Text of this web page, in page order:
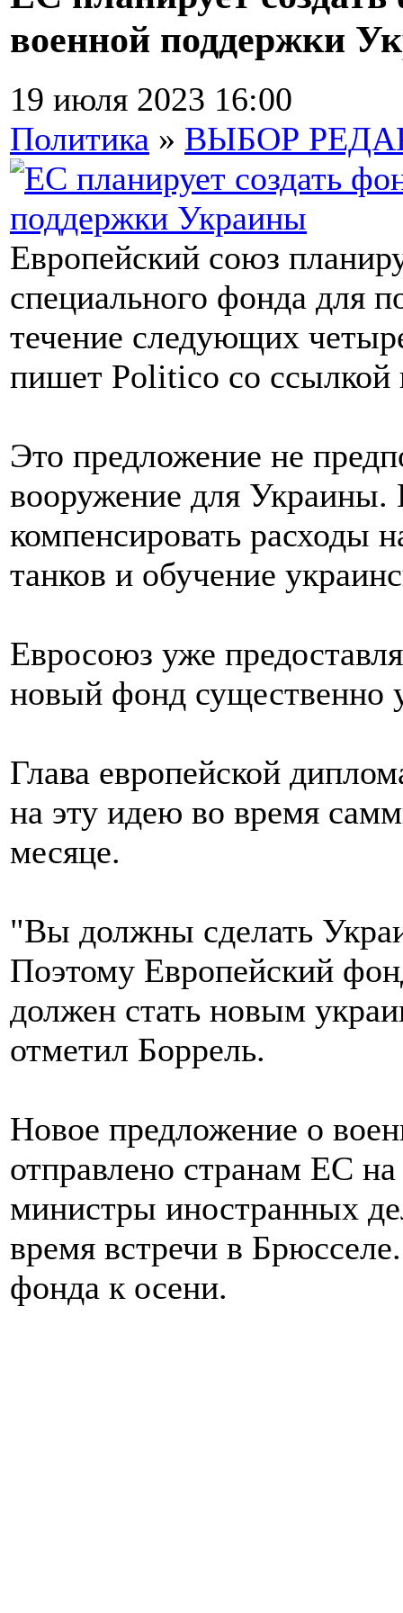
военной поддержки
19 июля 2023 16:00
Политика » ВЫБОР
Европейский союз
специального фонда для
течение следующих
пишет Politico со ссылкой
Это предложение не
вооружение для Украины.
компенсировать расходы
танков и обучение
Евросоюз уже
новый фонд существенно
Глава европейской
на эту идею во время
месяце.
"Вы должны сделать
Поэтому Европейский
должен стать новым
отметил Боррель.
Новое предложение о
отправлено странам ЕС
министры иностранных
время встречи в
фонда к осени.